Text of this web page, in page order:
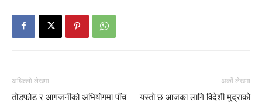
अघिल्लो लेखमा
तोडफोड र आगजनीको अभियोगमा पाँच
अर्को लेखमा
यस्तो छ आजका लागि विदेशी मुद्राको